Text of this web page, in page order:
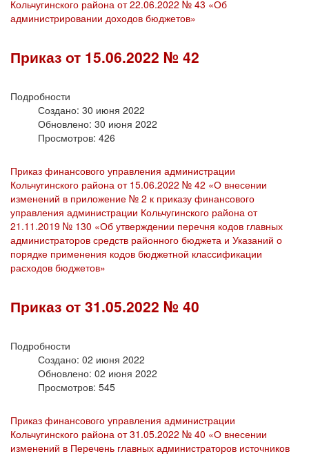
Кольчугинского района от 22.06.2022 № 43 «Об
администрировании доходов бюджетов»
Приказ от 15.06.2022 № 42
Подробности
Создано: 30 июня 2022
Обновлено: 30 июня 2022
Просмотров: 426
Приказ финансового управления администрации
Кольчугинского района от 15.06.2022 № 42 «О внесении
изменений в приложение № 2 к приказу финансового
управления администрации Кольчугинского района от
21.11.2019 № 130 «Об утверждении перечня кодов главных
администраторов средств районного бюджета и Указаний о
порядке применения кодов бюджетной классификации
расходов бюджетов»
Приказ от 31.05.2022 № 40
Подробности
Создано: 02 июня 2022
Обновлено: 02 июня 2022
Просмотров: 545
Приказ финансового управления администрации
Кольчугинского района от 31.05.2022 № 40 «О внесении
изменений в Перечень главных администраторов источников